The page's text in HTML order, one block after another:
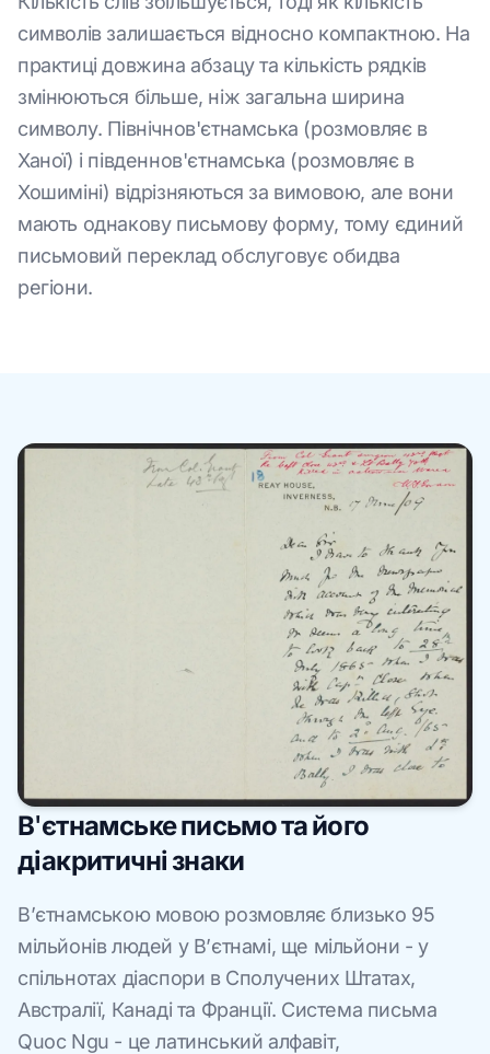
символів залишається відносно компактною. На
практиці довжина абзацу та кількість рядків
змінюються більше, ніж загальна ширина
символу. Північнов'єтнамська (розмовляє в
Ханої) і південнов'єтнамська (розмовляє в
Хошиміні) відрізняються за вимовою, але вони
мають однакову письмову форму, тому єдиний
письмовий переклад обслуговує обидва
регіони.
В'єтнамське письмо та його
діакритичні знаки
В’єтнамською мовою розмовляє близько 95
мільйонів людей у В’єтнамі, ще мільйони - у
спільнотах діаспори в Сполучених Штатах,
Австралії, Канаді та Франції. Система письма
Quoc Ngu - це латинський алфавіт,